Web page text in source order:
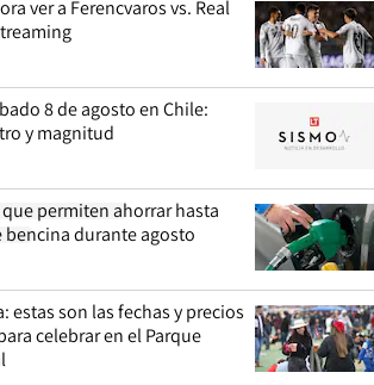
ver a Ferencvaros vs. Real
8 de agosto en Chile:
y magnitud
permiten ahorrar hasta
bencina durante agosto
estas son las fechas y precios
celebrar en el Parque